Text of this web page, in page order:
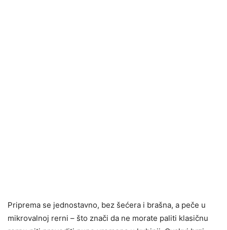
Priprema se jednostavno, bez šećera i brašna, a peče u
mikrovalnoj rerni – što znači da ne morate paliti klasičnu